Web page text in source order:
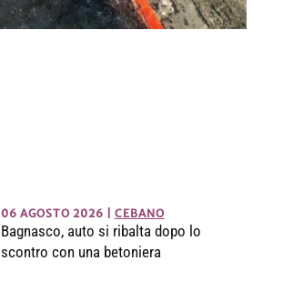
06 AGOSTO 2026 CEBANO
Bagnasco, auto si ribalta dopo lo
scontro con una betoniera